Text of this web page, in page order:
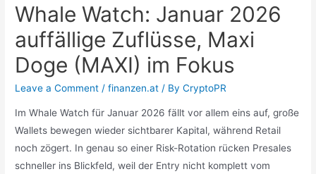
Whale Watch: Januar 2026
auffällige Zuflüsse, Maxi
Doge (MAXI) im Fokus
Leave a Comment /finanzen.at / ByCryptoPR
Im Whale Watch für Januar 2026 fällt vor allem eins auf, große
Wallets bewegen wieder sichtbarer Kapital, während Retail
noch zögert. In genau so einer Risk-Rotation rücken Presales
schneller ins Blickfeld, weil der Entry nicht komplett vom